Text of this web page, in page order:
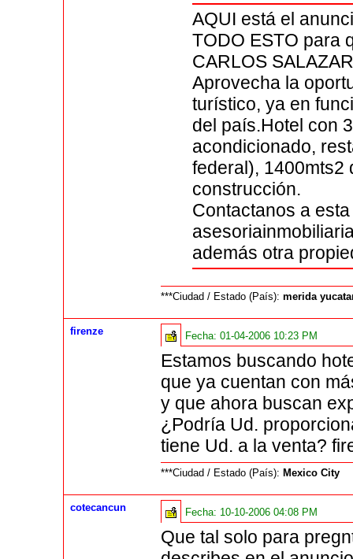
AQUI está el
TODO ESTO para
CARLOS
Aprovecha la
turístico, ya en
del país.Hotel con
acondicionado,
federal), 1400mts2
construcción.
Contactanos a
además otra
***Ciudad / Estado (País):merida
firenze Fecha:01-04-2006 10:23 PM
Estamos buscando
que ya cuentan con
y que ahora buscan
¿Podría Ud.
tiene Ud. a la venta?
***Ciudad / Estado (País): Mexico City
cotecancun Fecha: 10-10-2006 04:08 PM
Que tal solo para